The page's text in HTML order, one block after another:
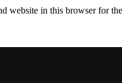
website in this browser for